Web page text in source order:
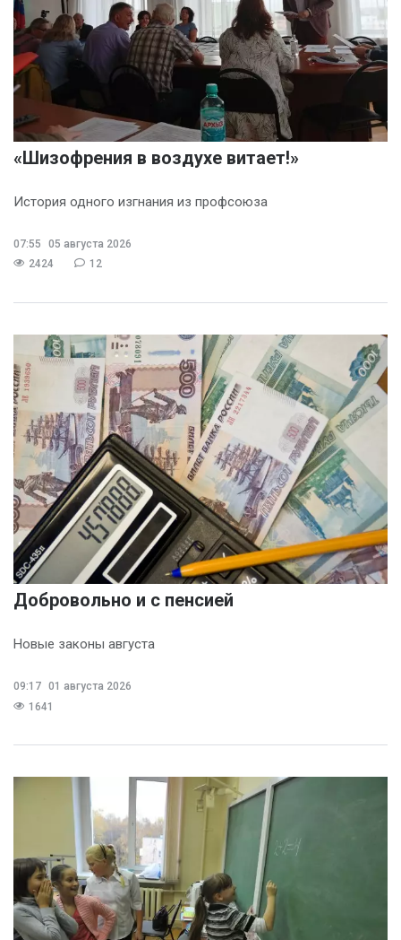
«Шизофрения в воздухе витает!»
История одного изгнания из профсоюза
07:55
05 августа 2026
2424
12
Добровольно и с пенсией
Новые законы августа
09:17 01 августа 2026
1641